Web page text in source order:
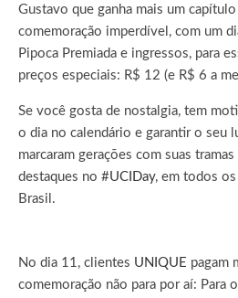
Gustavo que ganha mais um
comemoração imperdível, com um
Pipoca Premiada e ingressos, para
preços especiais: R$ 12 (e R$ 6 a
Se você gosta de nostalgia, tem
o dia no calendário e garantir o seu
marcaram gerações com suas
destaques no #UCIDay, em todos
Brasil.
No dia 11, clientes UNIQUE pagam
comemoração não para por aí: Para